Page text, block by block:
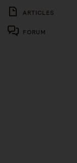
ARTICLES
FORUM